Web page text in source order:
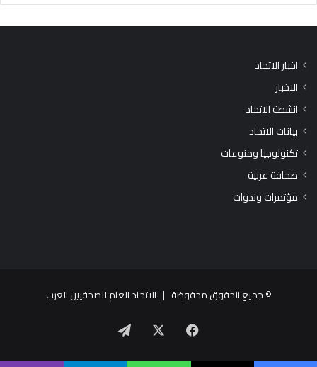
اخبار الاتحاد
الاخبار
انشطة الاتحاد
بيانات الاتحاد
تكنولوجيا ومنوعات
صحافة عربية
مؤتمرات وندوات
© جميع الحقوق محفوظة | الاتحاد العام للصحفيين العرب
فيسبوك تيلقرام